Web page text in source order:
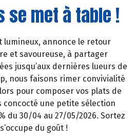
se met à table !
lumineux, annonce le retour
et savoureuse, à partager
jusqu’aux dernières lueurs de
nous faisons rimer convivialité
pour composer vos plats de
concocté une petite sélection
du 30/04 au 27/05/2026. Sortez
du goût !